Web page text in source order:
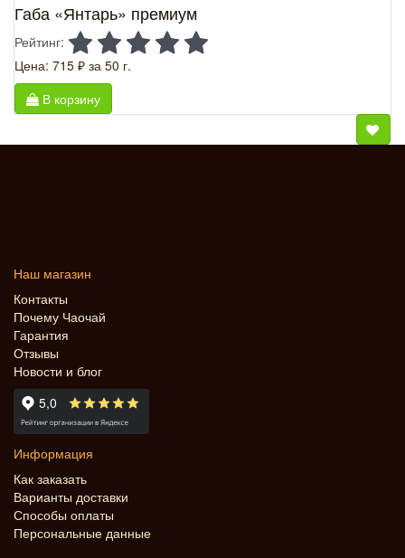
Габа «Янтарь» премиум
Рейтинг:
Цена: 715 ₽ за 50 г.
В корзину
Наш магазин
Контакты
Почему Чаочай
Гарантия
Отзывы
Новости и блог
Информация
Как заказать
Варианты доставки
Способы оплаты
Персональные данные